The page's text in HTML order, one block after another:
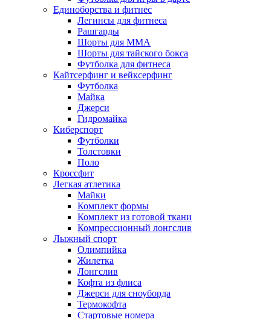
Единоборства и фитнес
Легинсы для фитнеса
Рашгарды
Шорты для MMA
Шорты для тайского бокса
Футболка для фитнеса
Кайтсерфинг и вейксерфинг
Футболка
Майка
Джерси
Гидромайка
Киберспорт
Футболки
Толстовки
Поло
Кроссфит
Легкая атлетика
Майки
Комплект формы
Комплект из готовой ткани
Компрессионный лонгслив
Лыжный спорт
Олимпийка
Жилетка
Лонгслив
Кофта из флиса
Джерси для сноуборда
Термокофта
Стартовые номера